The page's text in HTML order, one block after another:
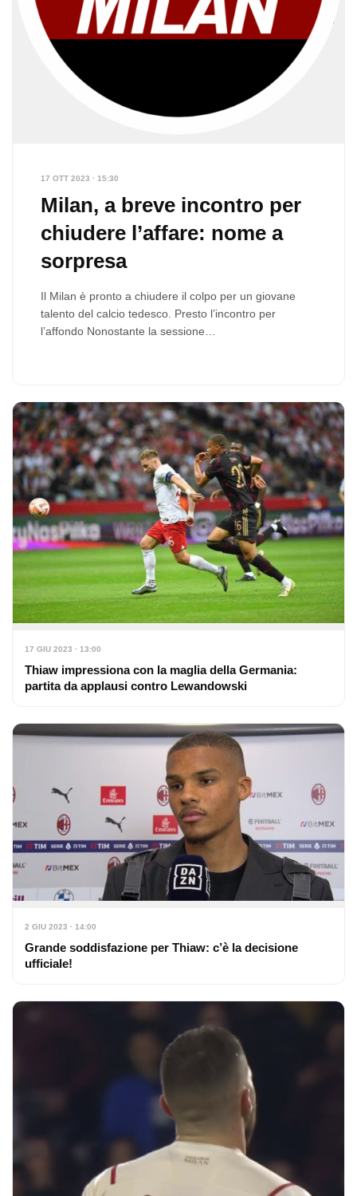
17 OTT 2023 · 15:30
Milan, a breve incontro per
chiudere l’affare: nome a
sorpresa
Il Milan è pronto a chiudere il colpo per un giovane
talento del calcio tedesco. Presto l’incontro per
l’affondo Nonostante la sessione…
17 GIU 2023 · 13:00
Thiaw impressiona con la maglia della Germania:
partita da applausi contro Lewandowski
2 GIU 2023 · 14:00
Grande soddisfazione per Thiaw: c’è la decisione
ufficiale!